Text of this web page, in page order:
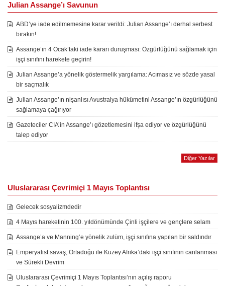
Julian Assange’ı Savunun
ABD’ye iade edilmemesine karar verildi: Julian Assange’ı derhal serbest
bırakın!
Assange’ın 4 Ocak’taki iade kararı duruşması: Özgürlüğünü sağlamak için
işçi sınıfını harekete geçirin!
Julian Assange’a yönelik göstermelik yargılama: Acımasız ve sözde yasal
bir saçmalık
Julian Assange’ın nişanlısı Avustralya hükümetini Assange’ın özgürlüğünü
sağlamaya çağırıyor
Gazeteciler CIA’in Assange’ı gözetlemesini ifşa ediyor ve özgürlüğünü
talep ediyor
Diğer Yazılar
Uluslararası Çevrimiçi 1 Mayıs Toplantısı
Gelecek sosyalizmdedir
4 Mayıs hareketinin 100. yıldönümünde Çinli işçilere ve gençlere selam
Assange’a ve Manning’e yönelik zulüm, işçi sınıfına yapılan bir saldırıdır
Emperyalist savaş, Ortadoğu ile Kuzey Afrika’daki işçi sınıfının canlanması
ve Sürekli Devrim
Uluslararası Çevrimiçi 1 Mayıs Toplantısı’nın açılış raporu